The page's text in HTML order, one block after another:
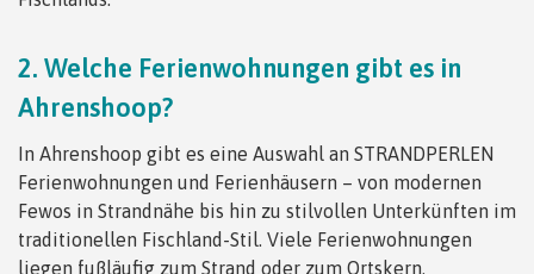
2. Welche Ferienwohnungen gibt es in
Ahrenshoop?
In Ahrenshoop gibt es eine Auswahl an STRANDPERLEN
Ferienwohnungen und Ferienhäusern – von modernen
Fewos in Strandnähe bis hin zu stilvollen Unterkünften im
traditionellen Fischland-Stil. Viele Ferienwohnungen
liegen fußläufig zum Strand oder zum Ortskern.